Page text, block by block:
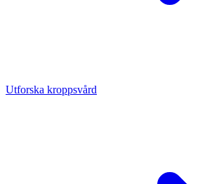
Utforska kroppsvård